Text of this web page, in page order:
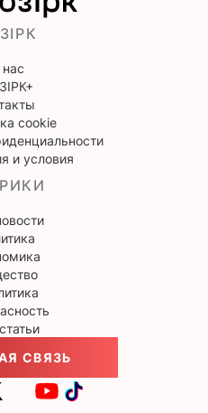
cookie
и условия
СВЯЗЬ